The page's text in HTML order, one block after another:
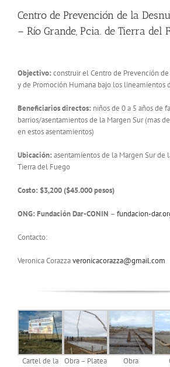
Centro de Prevención de la
– Río Grande, Pcia. de Tierra del
Objectivo: construir el Centro de Prevención
y de Promoción Humana bajo los lineamientos
Beneficiarios directos: niños de 0 a 5 años de
barrios/asentamientos de la Margen Sur (mas
en estos asentamientos)
Ubicación: asentamientos de la Margen Sur de
Tierra del Fuego
Costo: $3,200 ($45.000 pesos)
ONG: Fundación Dar-CONIN – fundacion-
Contacto:
Veronica Corazzaveronicacorazza@gmail.com
Cartel de la
Obra – Platea Obra